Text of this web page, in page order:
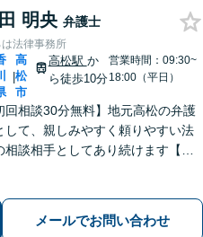
明央 弁護士
は法律事務所
|
高
松
市
高松駅 か
ら徒歩10分
営業時間：09:30~
18:00（平日）
回相談30分無料】地元高松の弁護
して、親しみやすく頼りやすい法
相談相手としてあり続けます【相
婚問題】不貞慰謝料の請求する側
れた側、双方に対応【弁護士歴10
メールでお問い合わせ